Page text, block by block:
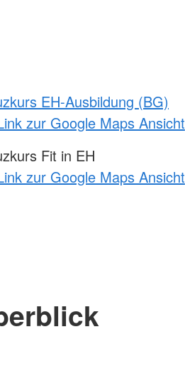
EH-Ausbildung (BG)
zur Google Maps Ansicht
Fit in EH
zur Google Maps Ansicht